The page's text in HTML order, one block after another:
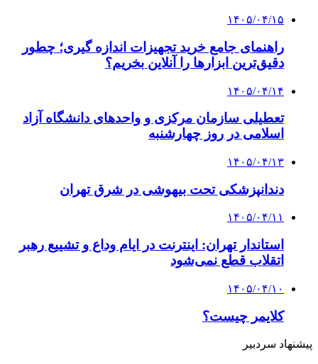
۱۴۰۵/۰۴/۱۵
راهنمای جامع خرید تجهیزات اندازه گیری؛ چطور
دقیق‌ترین ابزارها را آنلاین بخریم؟
۱۴۰۵/۰۴/۱۴
تعطیلی سازمان مرکزی و واحدهای دانشگاه آزاد
اسلامی در روز چهارشنبه
۱۴۰۵/۰۴/۱۳
دندانپزشکی تحت بیهوشی در شرق تهران
۱۴۰۵/۰۴/۱۱
استاندار تهران: اینترنت در ایام وداع و تشییع رهبر
اتقلاب قطع نمی‌شود
۱۴۰۵/۰۴/۱۰
کلایمر چیست؟
پیشنهاد سردبیر